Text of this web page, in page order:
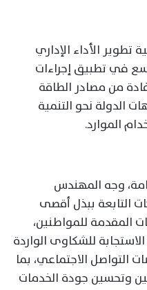
تطوير الأداء الإداري
في تطبيق إجراءات
من مصادر الطاقة
الدولة نحو التنمية
الموارد.
وجه المهندس
التابعة ببذل أقصى
المقدمة للمواطنين،
للشكاوى الواردة
الساخن 125، ومنصات التواصل الاجتماعي، بما
وتحسين جودة الخدمات